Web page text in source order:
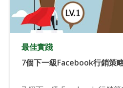
最佳實踐
7個下一級Facebook行銷策